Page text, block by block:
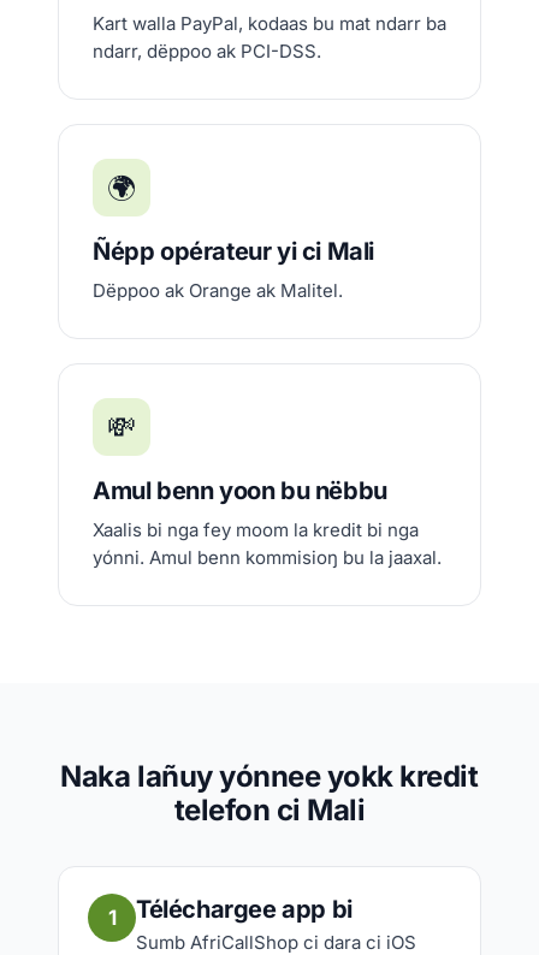
Kart walla PayPal, kodaas bu mat ndarr ba
ndarr, dëppoo ak PCI-DSS.
🌍
Ñépp opérateur yi ci Mali
Dëppoo ak Orange ak Malitel.
💸
Amul benn yoon bu nëbbu
Xaalis bi nga fey moom la kredit bi nga
yónni. Amul benn kommisioŋ bu la jaaxal.
Naka lañuy yónnee yokk kredit
telefon ci Mali
1 Téléchargee app bi
Sumb AfriCallShop ci dara ci iOS